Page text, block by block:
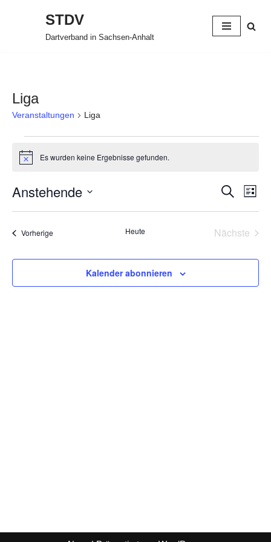
STDV
Dartverband in Sachsen-Anhalt
Liga
Veranstaltungen Liga
HinweisEs wurden keine Ergebnisse gefunden.
Suche
und
Suche
Liste
Anstehende
Vorherige
Heute
Nächste
Kalender abonnieren